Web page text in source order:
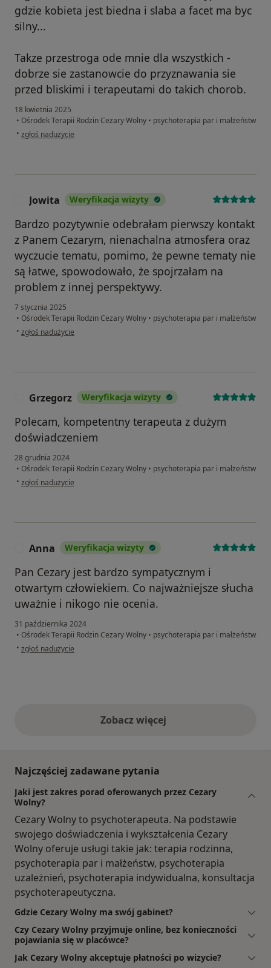
gdzie kobieta jest biedna i slaba a facet ma byc
silny...
Takze przestroga ode mnie dla wszystkich -
dobrze sie zastanowcie do przyznawania sie
przed bliskimi i terapeutami do takich chorob.
18 kwietnia 2025
• Ośrodek Terapii Rodzin Cezary Wolny • psychoterapia par i małżeństw
• w opinii użytkownika Marcin
zgłoś nadużycie
Jowita Weryfikacja wizyty
Bardzo pozytywnie odebrałam pierwszy kontakt
z Panem Cezarym, nienachalna atmosfera oraz
wyczucie tematu, pomimo, że pewne tematy nie
są łatwe, spowodowało, że spojrzałam na
problem z innej perspektywy.
7 stycznia 2025
• Ośrodek Terapii Rodzin Cezary Wolny • psychoterapia par i małżeństw
• w opinii użytkownika Jowita
zgłoś nadużycie
Grzegorz Weryfikacja wizyty
Polecam, kompetentny terapeuta z dużym
doświadczeniem
28 grudnia 2024
• Ośrodek Terapii Rodzin Cezary Wolny • psychoterapia par i małżeństw
• w opinii użytkownika Grzegorz
zgłoś nadużycie
Anna Weryfikacja wizyty
Pan Cezary jest bardzo sympatycznym i
otwartym człowiekiem. Co najważniejsze słucha
uważnie i nikogo nie ocenia.
31 października 2024
• Ośrodek Terapii Rodzin Cezary Wolny • psychoterapia par i małżeństw
• w opinii użytkownika Anna
zgłoś nadużycie
Zobacz więcejopinie powyżej
Najczęściej zadawane pytania
Jaki jest zakres porad oferowanych przez Cezary
Wolny?
Cezary Wolny to psychoterapeuta. Na podstawie
swojego doświadczenia i wykształcenia Cezary
Wolny oferuje usługi takie jak: terapia rodzinna,
psychoterapia par i małżeństw, psychoterapia
uzależnień, psychoterapia indywidualna, konsultacja
psychoterapeutyczna.
Gdzie Cezary Wolny ma swój gabinet?
Czy Cezary Wolny przyjmuje online, bez konieczności
pojawiania się w placówce?
Jak Cezary Wolny akceptuje płatności po wizycie?